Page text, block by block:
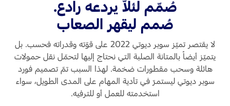
اختر
بلدك
احجز طلب قيادة
تحميل المواصفات
اكتشف فورد SYNC
تقنية EcoBoost
تكنولوجيا
جهة تحويل فورد بروTM
اكسسوارات
نصائح القيادة و توفير الوقود
إرشادات لتوفير الوقود
خدمة الصيانة
الخدمات السريعة
التاريخ و التراث
محاربات بروح وردية
صُمّم لئلاّ يردعه رادع.
صُمم ليقهر الصعاب
لا يقتصر تميّز سوبر ديوتي 2022 على قوّته وقدراته فحسب. بل
يتميّز أيضاً بالمتانة الصلبة التي نحتاج إليها لتحمّل نقل حمولات
هائلة وسحب مقطورات ضخمة. لهذا السبب تمّ تصميم فورد
سوبر ديوتي ليستمرّ في تأدية المهام على المدى الطويل، سواء
استخدمته للعمل أو للترفيه.